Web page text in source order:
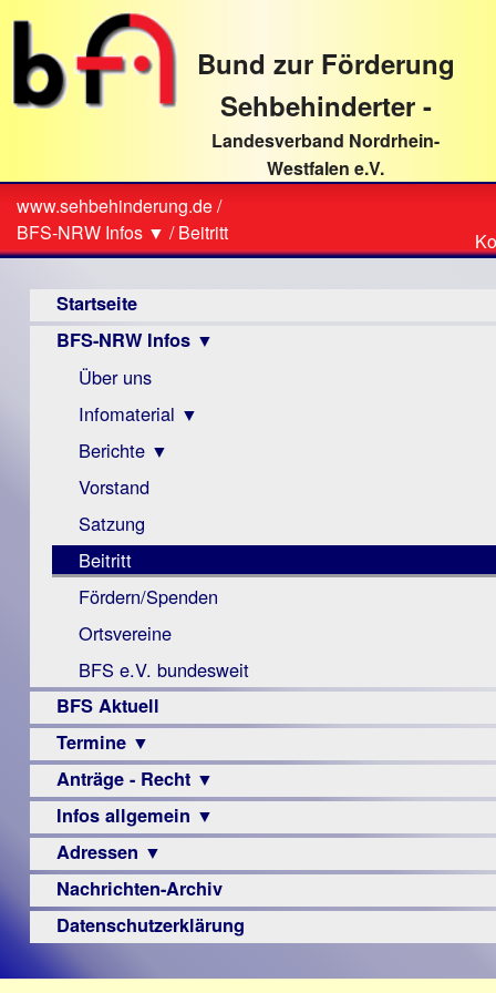
direkt
Textinhalt
Bund zur Förderung
Sehbehinderter -
Landesverband Nordrhein-
Westfalen e.V.
Sie
sind
hier
www.sehbehinderung.de/
BFS-NRW Infos ▼ /Beitritt
Startseite
BFS-NRW Infos ▼
Über uns
Infomaterial ▼
Visus
Zeitschrift
Monokular
Mac
Instagram-
Links
Berichte ▼
Archiv
Berichte
Vorstand
Satzung
Beitritt
Fördern/Spenden
Ortsvereine
BFS e.V. bundesweit
BFS Aktuell
Termine ▼
Veranstaltungsprogramme
Anträge - Recht ▼
Archiv
Urteile
Infos allgemein ▼
Sehbehinderung
Frühförderung
Schule
–
Adressen ▼
Augenoptiker
Berufsbildungswerke
Nachrichten-Archiv
Datenschutzerklärung